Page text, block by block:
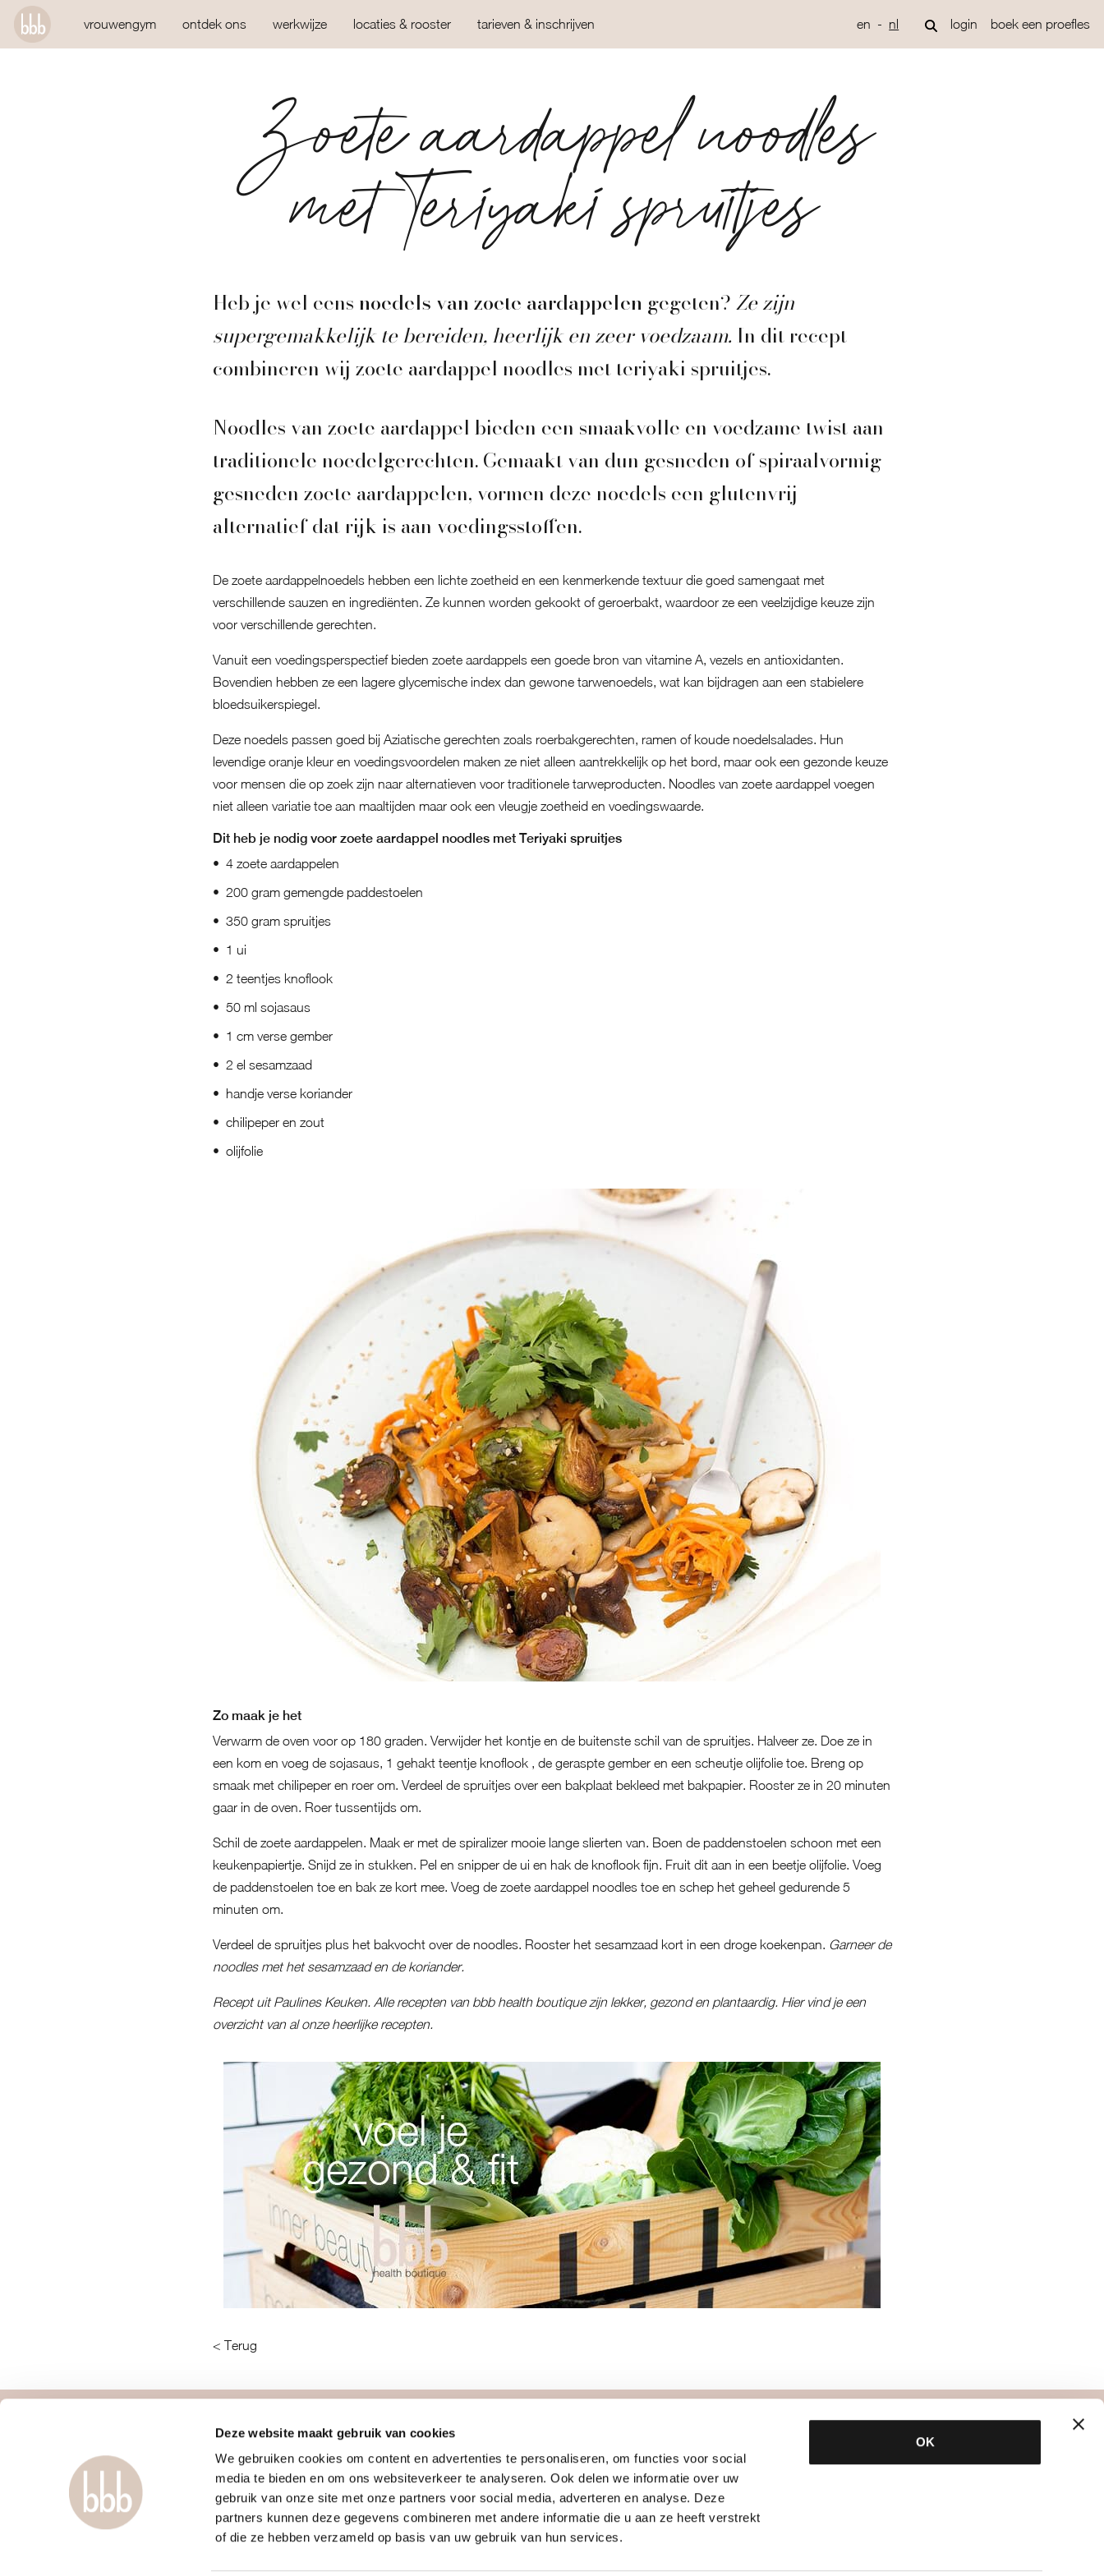
Deze website maakt gebruik van cookies
We gebruiken cookies om content en advertenties te personaliseren, om functies voor social
media te bieden en om ons websiteverkeer te analyseren. Ook delen we informatie over uw
gebruik van onze site met onze partners voor social media, adverteren en analyse. Deze
partners kunnen deze gegevens combineren met andere informatie die u aan ze heeft verstrekt
of die ze hebben verzameld op basis van uw gebruik van hun services.
OK
vrouwengym ontdek ons werkwijze locaties & rooster tarieven & inschrijven en nl login boek een proefles
Zoete aardappel noodles
met Teriyaki spruitjes
Heb je wel eens noedels van zoete aardappelen gegeten?Ze zijn
supergemakkelijk te bereiden, heerlijk en zeer voedzaam.In dit recept
combineren wij zoete aardappel noodles met teriyaki spruitjes.
Noodles van zoete aardappel bieden een smaakvolle en voedzame twist aan
traditionele noedelgerechten. Gemaakt van dun gesneden of spiraalvormig
gesneden zoete aardappelen, vormen deze noedels een glutenvrij
alternatief dat rijk is aan voedingsstoffen.
De zoete aardappelnoedels hebben een lichte zoetheid en een kenmerkende textuur die goed samengaat met
verschillende sauzen en ingrediënten. Ze kunnen worden gekookt of geroerbakt, waardoor ze een veelzijdige keuze zijn
voor verschillende gerechten.
Vanuit een voedingsperspectief bieden zoete aardappels een goede bron van vitamine A, vezels en antioxidanten.
Bovendien hebben ze een lagere glycemische index dan gewone tarwenoedels, wat kan bijdragen aan een stabielere
bloedsuikerspiegel.
Deze noedels passen goed bij Aziatische gerechten zoals roerbakgerechten, ramen of koude noedelsalades. Hun
levendige oranje kleur en voedingsvoordelen maken ze niet alleen aantrekkelijk op het bord, maar ook een gezonde keuze
voor mensen die op zoek zijn naar alternatieven voor traditionele tarweproducten. Noodles van zoete aardappel voegen
niet alleen variatie toe aan maaltijden maar ook een vleugje zoetheid en voedingswaarde.
Dit heb je nodig voor zoete aardappel noodles met Teriyaki spruitjes
4 zoete aardappelen
200 gram gemengde paddestoelen
350 gram spruitjes
1 ui
2 teentjes knoflook
50 ml sojasaus
1 cm verse gember
2 el sesamzaad
handje verse koriander
chilipeper en zout
olijfolie
Zo maak je het
Verwarm de oven voor op 180 graden. Verwijder het kontje en de buitenste schil van de spruitjes. Halveer ze. Doe ze in
een kom en voeg de sojasaus, 1 gehakt teentje knoflook , de geraspte gember en een scheutje olijfolie toe. Breng op
smaak met chilipeper en roer om. Verdeel de spruitjes over een bakplaat bekleed met bakpapier. Rooster ze in 20 minuten
gaar in de oven. Roer tussentijds om.
Schil de zoete aardappelen. Maak er met de spiralizer mooie lange slierten van. Boen de paddenstoelen schoon met een
keukenpapiertje. Snijd ze in stukken. Pel en snipper de ui en hak de knoflook fijn. Fruit dit aan in een beetje olijfolie. Voeg
de paddenstoelen toe en bak ze kort mee. Voeg de zoete aardappel noodles toe en schep het geheel gedurende 5
minuten om.
Verdeel de spruitjes plus het bakvocht over de noodles. Rooster het sesamzaad kort in een droge koekenpan. Garneer de
noodles met het sesamzaad en de koriander.
Recept uit Paulines Keuken. Alle recepten van bbb health boutique zijn lekker, gezond en plantaardig. Hier vind je een
overzicht van al onze heerlijke recepten.
< Terug
vrouwengym
ontdek ons
werkwijze
locaties & roosters
contact
webapp
mail ons
boutiques
veelgestelde vragen
team
blog
recepten
vitamines
info proefles
introcards
lid worden
bbb dietetiek